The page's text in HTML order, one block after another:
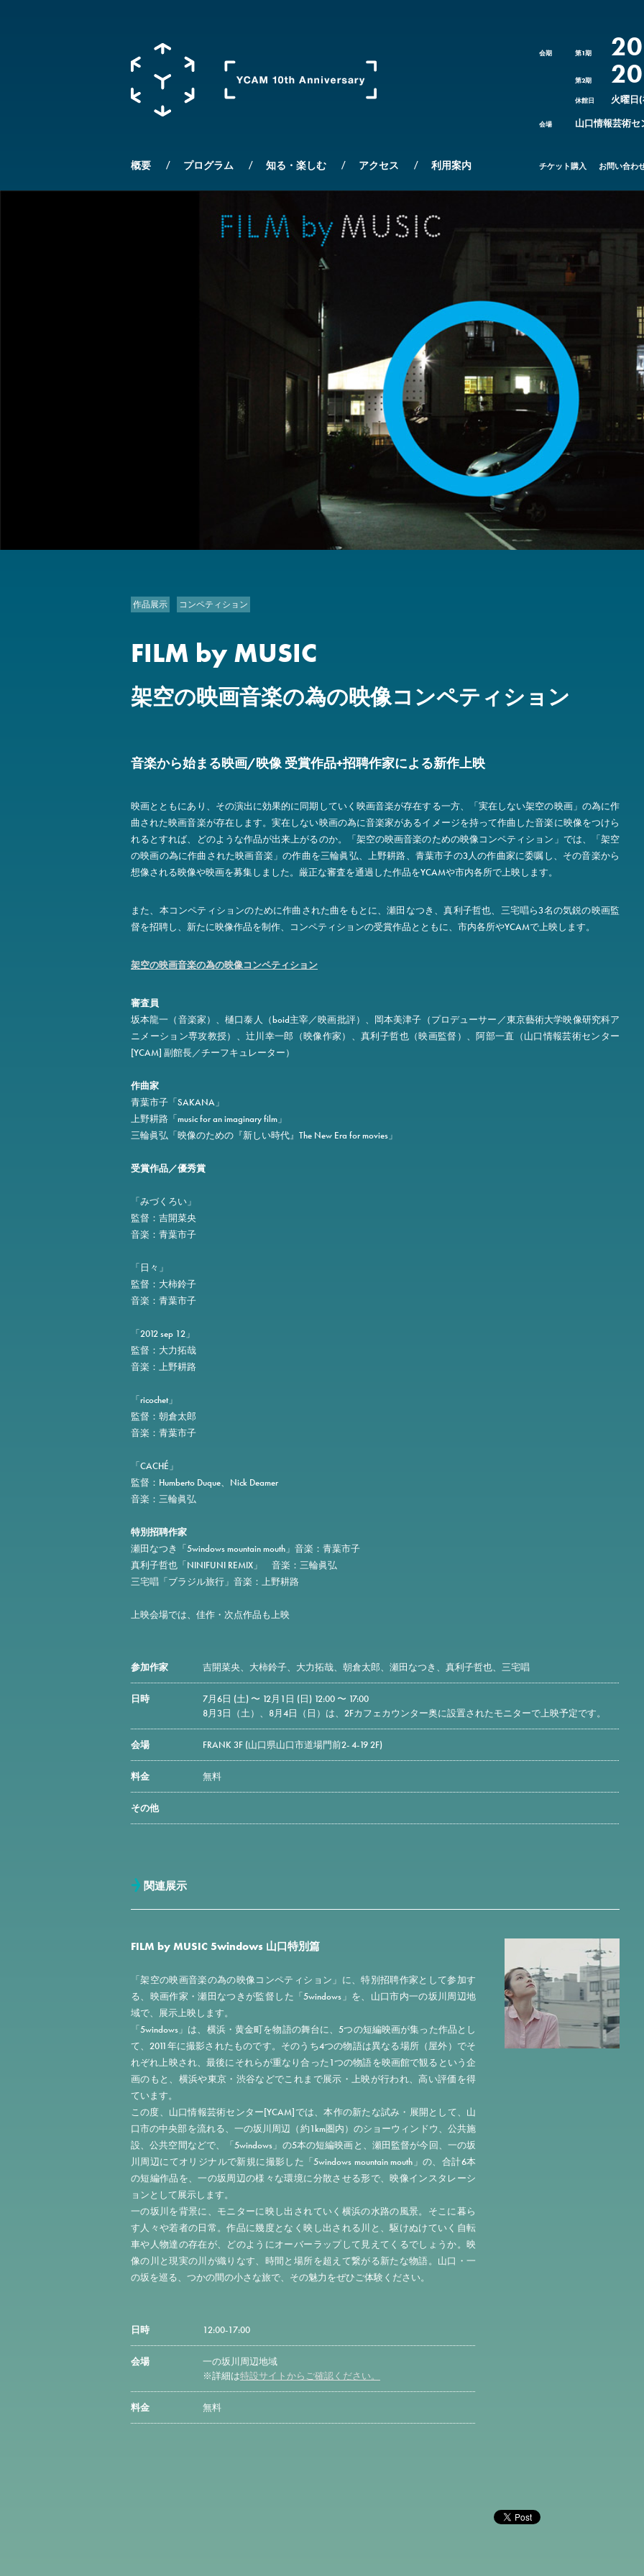
会期 第1期
第2期
休館日 火曜日
会場 山口情報芸術
概要 プログラム 知る・楽しむ アクセス 利用案内 チケット購入 お問い合わ
作品展示 コンペティション
FILM by MUSIC
架空の映画音楽の為の映像コンペティション
音楽から始まる映画/映像 受賞作品+招聘作家による新作上映
映画とともにあり、その演出に効果的に同期していく映画音楽が存在する一方、「実在しない架空の映画」の為に作
曲された映画音楽が存在します。実在しない映画の為に音楽家があるイメージを持って作曲した音楽に映像をつけら
れるとすれば、どのような作品が出来上がるのか。「架空の映画音楽のための映像コンペティション」では、「架空
の映画の為に作曲された映画音楽」の作曲を三輪眞弘、上野耕路、青葉市子の3人の作曲家に委嘱し、その音楽から
想像される映像や映画を募集しました。厳正な審査を通過した作品をYCAMや市内各所で上映します。
また、本コンペティションのために作曲された曲をもとに、瀬田なつき、真利子哲也、三宅唱ら3名の気鋭の映画監
督を招聘し、新たに映像作品を制作、コンペティションの受賞作品とともに、市内各所やYCAMで上映します。
架空の映画音楽の為の映像コンペティション
審査員
坂本龍一（音楽家）、樋口泰人（boid主宰／映画批評）、岡本美津子（プロデューサー／東京藝術大学映像研究科ア
ニメーション専攻教授）、辻川幸一郎（映像作家）、真利子哲也（映画監督）、阿部一直（山口情報芸術センター
[YCAM] 副館長／チーフキュレーター）
作曲家
青葉市子「SAKANA」
上野耕路「music for an imaginary film」
三輪眞弘「映像のための『新しい時代』The New Era for movies」
受賞作品／優秀賞
「みづくろい」
監督：吉開菜央
音楽：青葉市子
「日々」
監督：大柿鈴子
音楽：青葉市子
「2012 sep 12」
監督：大力拓哉
音楽：上野耕路
「ricochet」
監督：朝倉太郎
音楽：青葉市子
「CACHÉ」
監督：Humberto Duque、Nick Deamer
音楽：三輪眞弘
特別招聘作家
瀬田なつき「5windows mountain mouth」音楽：青葉市子
真利子哲也「NINIFUNI REMIX」 音楽：三輪眞弘
三宅唱「ブラジル旅行」音楽：上野耕路
上映会場では、佳作・次点作品も上映
参加作家 吉開菜央、大柿鈴子、大力拓哉、朝倉太郎、瀬田なつき、真利子哲也、三宅唱
日時
7月6日 (土) 〜 12月1日 (日) 12:00 〜 17:00
8月3日（土）、8月4日（日）は、2Fカフェカウンター奥に設置されたモニターで上映予定です。
会場 FRANK 3F (山口県山口市道場門前2- 4-19 2F)
料金 無料
その他
関連展示
FILM by MUSIC 5windows 山口特別篇
「架空の映画音楽の為の映像コンペティション」に、特別招聘作家として参加す
る、映画作家・瀬田なつきが監督した「5windows」を、山口市内一の坂川周辺地
域で、展示上映します。
「5windows」は、横浜・黄金町を物語の舞台に、5つの短編映画が集った作品とし
て、2011年に撮影されたものです。そのうち4つの物語は異なる場所（屋外）でそ
れぞれ上映され、最後にそれらが重なり合った1つの物語を映画館で観るという企
画のもと、横浜や東京・渋谷などでこれまで展示・上映が行われ、高い評価を得
ています。
この度、山口情報芸術センター[YCAM]では、本作の新たな試み・展開として、山
口市の中央部を流れる、一の坂川周辺（約1km圏内）のショーウィンドウ、公共施
設、公共空間などで、「5windows」の5本の短編映画と、瀬田監督が今回、一の坂
川周辺にてオリジナルで新規に撮影した「5windows mountain mouth」の、合計6本
の短編作品を、一の坂周辺の様々な環境に分散させる形で、映像インスタレーシ
ョンとして展示します。
一の坂川を背景に、モニターに映し出されていく横浜の水路の風景。そこに暮ら
す人々や若者の日常。作品に幾度となく映し出される川と、駆けぬけていく自転
車や人物達の存在が、どのようにオーバーラップして見えてくるでしょうか。映
像の川と現実の川が織りなす、時間と場所を超えて繋がる新たな物語。山口・一
の坂を巡る、つかの間の小さな旅で、その魅力をぜひご体験ください。
日時 12:00-17:00
会場
一の坂川周辺地域
※詳細は特設サイトからご確認ください。
料金 無料